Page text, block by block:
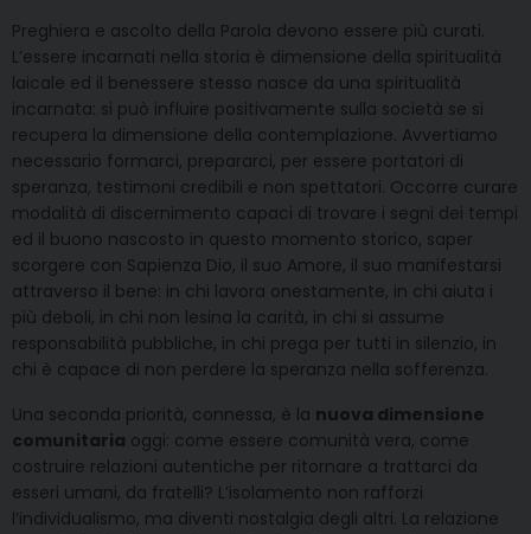
Preghiera e ascolto della Parola devono essere più curati.
L’essere incarnati nella storia è dimensione della spiritualità
laicale ed il benessere stesso nasce da una spiritualità
incarnata: si può influire positivamente sulla società se si
recupera la dimensione della contemplazione. Avvertiamo
necessario formarci, prepararci, per essere portatori di
speranza, testimoni credibili e non spettatori. Occorre curare
modalità di discernimento capaci di trovare i segni dei tempi
ed il buono nascosto in questo momento storico, saper
scorgere con Sapienza Dio, il suo Amore, il suo manifestarsi
attraverso il bene: in chi lavora onestamente, in chi aiuta i
più deboli, in chi non lesina la carità, in chi si assume
responsabilità pubbliche, in chi prega per tutti in silenzio, in
chi è capace di non perdere la speranza nella sofferenza.
Una seconda priorità, connessa, è la nuova dimensione
comunitaria oggi: come essere comunità vera, come
costruire relazioni autentiche per ritornare a trattarci da
esseri umani, da fratelli? L’isolamento non rafforzi
l’individualismo, ma diventi nostalgia degli altri. La relazione